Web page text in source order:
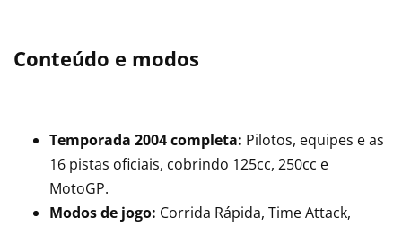
Conteúdo e modos
Temporada 2004 completa: Pilotos, equipes e as
16 pistas oficiais, cobrindo 125cc, 250cc e
MotoGP.
Modos de jogo: Corrida Rápida, Time Attack,